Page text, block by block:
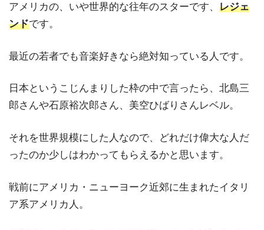
アメリカの、いや世界的な往年のスターです、 レジェ
ンドです。
最近の若者でも音楽好きなら絶対知っている人です。
日本というこじんまりした枠の中で言ったら、北島三
郎さんや石原裕次郎さん、美空ひばりさんレベル。
それを世界規模にした人なので、どれだけ偉大な人だ
ったのか少しはわかってもらえるかと思います。
戦前にアメリカ・ニューヨーク近郊に生まれたイタリ
ア系アメリカ人。